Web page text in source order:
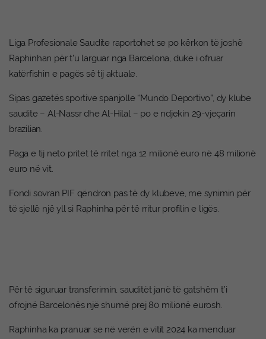
Liga Profesionale Saudite raportohet se po kërkon të joshë
Raphinhan për t’u larguar nga Barcelona, duke i ofruar
katërfishin e pagës së tij aktuale.
Sipas gazetës sportive spanjolle “Mundo Deportivo”, dy klube
saudite – Al-Nassr dhe Al-Hilal – po e ndjekin 29-vjeçarin
brazilian.
Paga e tij neto pritet të rritet nga 12 milionë euro në 48 milionë
euro në vit.
Fondi sovran PIF qëndron pas të dy klubeve, me synimin për
të sjellë një yll si Raphinha për të rritur profilin e ligës.
Për të siguruar transferimin, sauditët janë të gatshëm t’i
ofrojnë Barcelonës një shumë prej 80 milionë eurosh.
Raphinha ka pranuar se në verën e vitit 2024 ka menduar